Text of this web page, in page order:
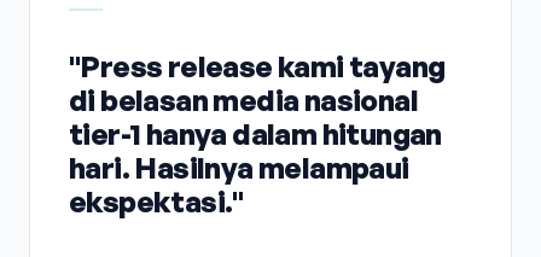
"Press release kami tayang
di belasan media nasional
tier-1 hanya dalam hitungan
hari. Hasilnya melampaui
ekspektasi."